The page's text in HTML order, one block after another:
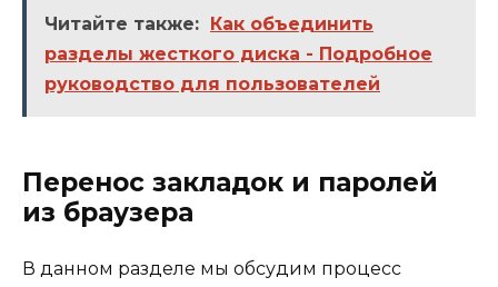
Читайте также: Как объединить
разделы жесткого диска - Подробное
руководство для пользователей
Перенос закладок и паролей
из браузера
В данном разделе мы обсудим процесс